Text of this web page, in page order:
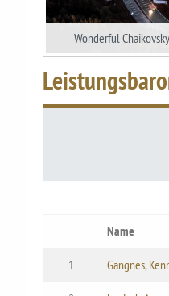
Wonderful
Name
1 Gangnes,